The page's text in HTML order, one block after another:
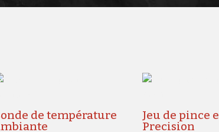
de température
Jeu de pince
Precision